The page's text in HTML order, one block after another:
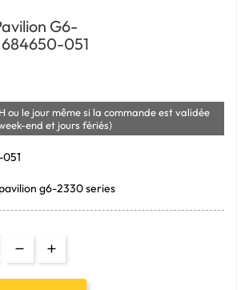
G6-
051
ou le jour même si la commande est validée
end et jours fériés)
g6-2330 series